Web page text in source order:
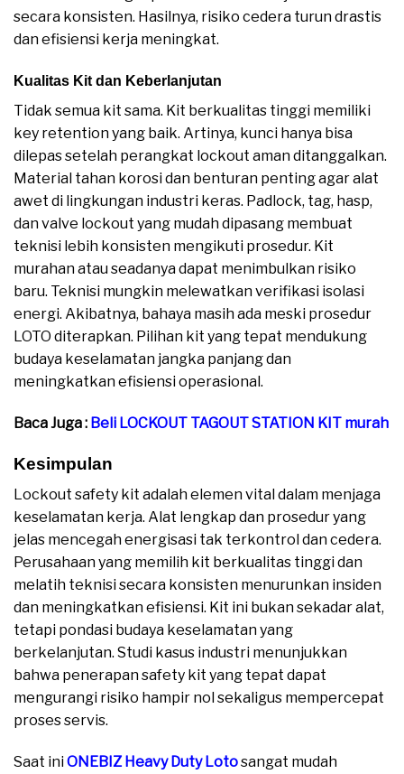
secara konsisten. Hasilnya, risiko cedera turun drastis
dan efisiensi kerja meningkat.
Kualitas Kit dan Keberlanjutan
Tidak semua kit sama. Kit berkualitas tinggi memiliki
key retention yang baik. Artinya, kunci hanya bisa
dilepas setelah perangkat lockout aman ditanggalkan.
Material tahan korosi dan benturan penting agar alat
awet di lingkungan industri keras. Padlock, tag, hasp,
dan valve lockout yang mudah dipasang membuat
teknisi lebih konsisten mengikuti prosedur. Kit
murahan atau seadanya dapat menimbulkan risiko
baru. Teknisi mungkin melewatkan verifikasi isolasi
energi. Akibatnya, bahaya masih ada meski prosedur
LOTO diterapkan. Pilihan kit yang tepat mendukung
budaya keselamatan jangka panjang dan
meningkatkan efisiensi operasional.
Baca Juga : Beli LOCKOUT TAGOUT STATION KIT murah
Kesimpulan
Lockout safety kit adalah elemen vital dalam menjaga
keselamatan kerja. Alat lengkap dan prosedur yang
jelas mencegah energisasi tak terkontrol dan cedera.
Perusahaan yang memilih kit berkualitas tinggi dan
melatih teknisi secara konsisten menurunkan insiden
dan meningkatkan efisiensi. Kit ini bukan sekadar alat,
tetapi pondasi budaya keselamatan yang
berkelanjutan. Studi kasus industri menunjukkan
bahwa penerapan safety kit yang tepat dapat
mengurangi risiko hampir nol sekaligus mempercepat
proses servis.
Saat iniONEBIZ Heavy Duty Lotosangat mudah